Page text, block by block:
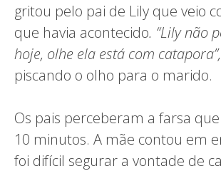
gritou pelo pai de Lily que veio
que havia acontecido. “Lily não
hoje, olhe ela está com catapora”,
piscando o olho para o marido.
Os pais perceberam a farsa
10 minutos. A mãe contou em
foi difícil segurar a vontade de